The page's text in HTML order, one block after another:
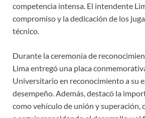
competencia intensa. El intendente
compromiso y la dedicación de los
técnico.
Durante la ceremonia de
Lima entregó una placa
Universitario en reconocimiento a su
desempeño. Además, destacó la
como vehículo de unión y superación,